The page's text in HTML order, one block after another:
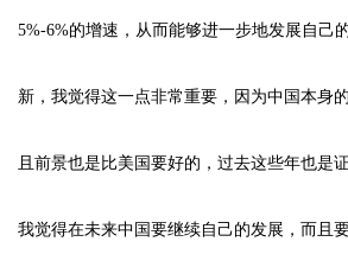
5%-6%的增速，从而能够进一步地发展自己
新，我觉得这一点非常重要，因为中国本身
且前景也是比美国要好的，过去这些年也是
我觉得在未来中国要继续自己的发展，而且